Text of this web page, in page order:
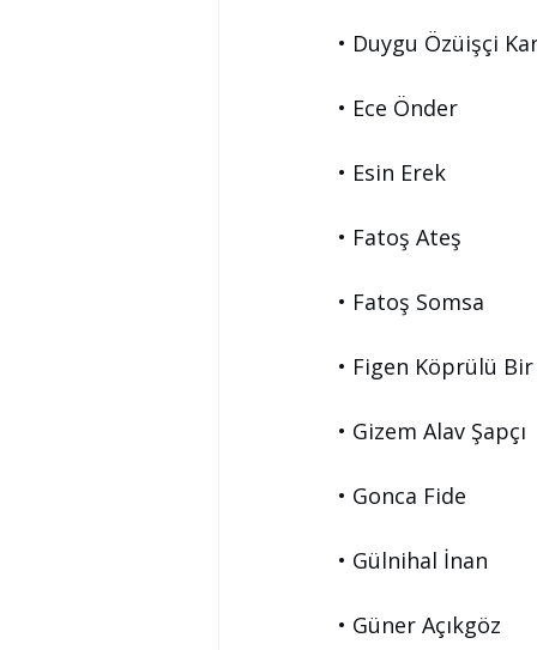
• Duygu Özüişçi
• Ece Önder
• Esin Erek
• Fatoş Ateş
• Fatoş Somsa
• Figen Köprülü Bir
• Gizem Alav Şapçı
• Gonca Fide
• Gülnihal İnan
• Güner Açıkgöz